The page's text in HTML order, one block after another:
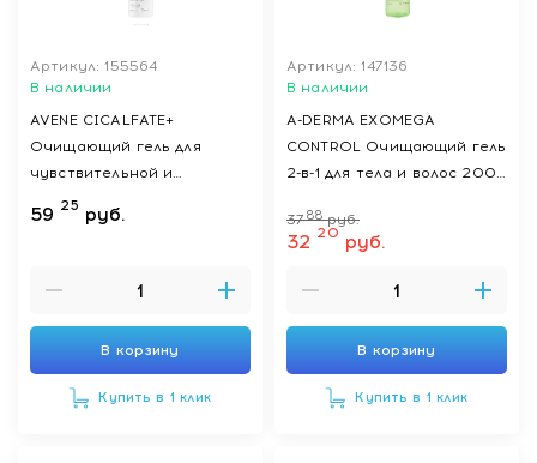
Артикул: 155564
В наличии
AVENE CICALFATE+
Очищающий гель для
чувствительной и
раздраженной кожи 200
мл
59 25 руб.
В корзину
Купить в 1 клик
Артикул: 147136
В наличии
A-DERMA EXOMEGA
CONTROL Очищающий гель
2-в-1 для тела и волос 200
3788 руб.
32 20 руб.
В корзину
Купить в 1 клик